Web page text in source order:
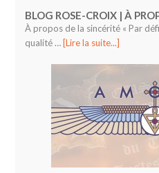
BLOG ROSE-CROIX | À
À propos de la sincérité « Par
qualité … [Lire la suite...]